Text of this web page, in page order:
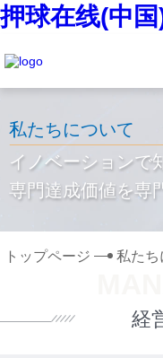
押球在线(中
私たちについて
イノベーションで
専門達成価値を専
トップページ 私たち
経